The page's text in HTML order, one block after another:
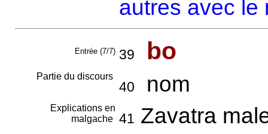
autres avec le
Entrée (7/7) 39 bo
Partie du discours
40 nom
Explications en
malgache 41 Zavatra